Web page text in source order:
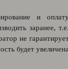
и
заранее,
не
будет